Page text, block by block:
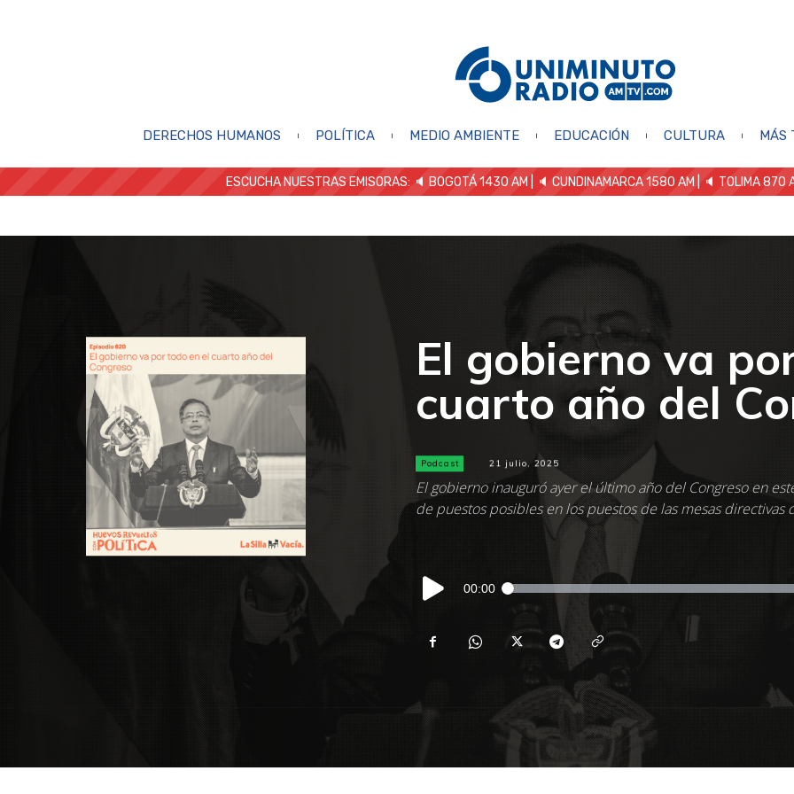
DERECHOS HUMANOS POLÍTICA MEDIO AMBIENTE EDUCACIÓN CULTURA MÁS
ESCUCHA NUESTRAS EMISORAS: 🔈 BOGOTÁ 1430 AM | 🔈 CUNDINAMARCA 1580 AM | 🔈 TOLIMA 870
El gobierno va
cuarto año del
Podcast 21 julio, 2025
El gobierno inauguró ayer el último año del Congreso en
de puestos posibles en los puestos de las mesas directivas
Reproductor
de
00:00